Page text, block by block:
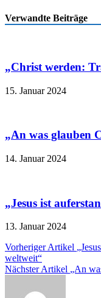
Verwandte Beiträge
„Christ werden:
15. Januar 2024
„An was glauben
14. Januar 2024
„Jesus ist
13. Januar 2024
Vorheriger Artikel
weltweit“
Nächster Artikel „An